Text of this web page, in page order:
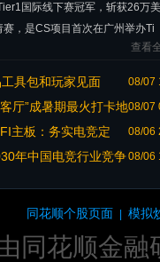
国际线下赛冠军，斩获26万
，是CS项目首次在广州举办Ti
查看
08/07
具包和玩家见面
08/07
厅”成暑期最火打卡地
08/06
主板：务实电竞定
08/06
年中国电竞行业竞争
同花顺个股页面 模拟
同花顺金